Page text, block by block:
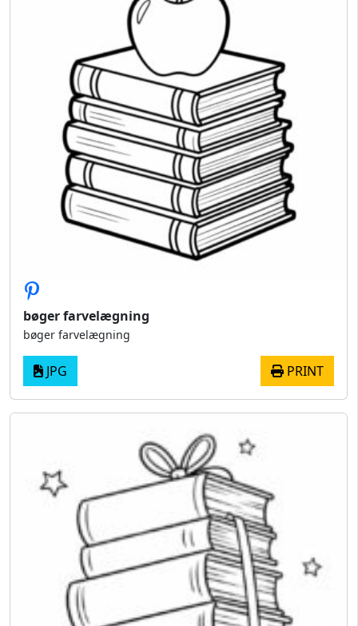
bøger farvelægning
bøger farvelægning
JPG PRINT